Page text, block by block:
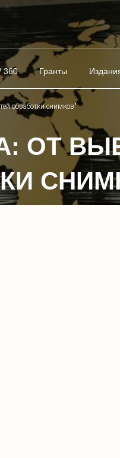
360 Гранты
обработки снимков"
ОТ